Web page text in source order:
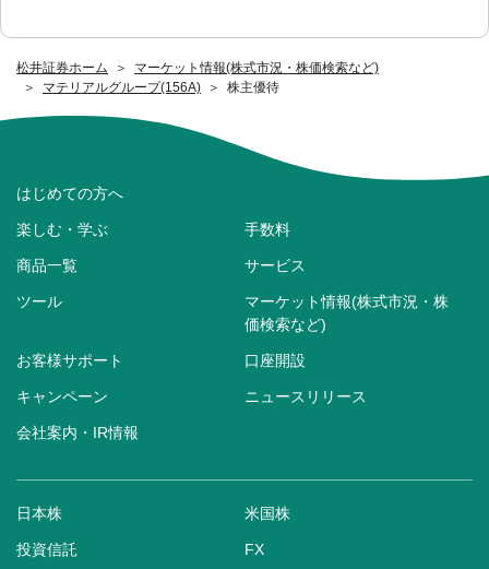
松井証券ホーム
マーケット情報(株式市況・株価検索など)
マテリアルグループ(156A)
株主優待
はじめての方へ
楽しむ・学ぶ 手数料
商品一覧 サービス
ツール
マーケット情報(株式市況・株
価検索など)
お客様サポート 口座開設
キャンペーン ニュースリリース
会社案内・IR情報
日本株 米国株
投資信託 FX